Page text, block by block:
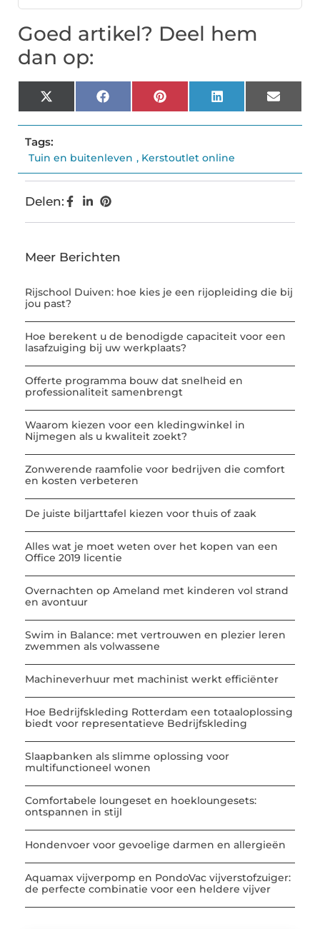
Goed artikel? Deel hem
dan op:
X
(Twitter)
FacebookPinterestLinkedInEmail
Tags:
Tuin en buitenleven , Kerstoutlet online
Delen:
Meer Berichten
Rijschool Duiven: hoe kies je een rijopleiding die bij
jou past?
Hoe berekent u de benodigde capaciteit voor een
lasafzuiging bij uw werkplaats?
Offerte programma bouw dat snelheid en
professionaliteit samenbrengt
Waarom kiezen voor een kledingwinkel in
Nijmegen als u kwaliteit zoekt?
Zonwerende raamfolie voor bedrijven die comfort
en kosten verbeteren
De juiste biljarttafel kiezen voor thuis of zaak
Alles wat je moet weten over het kopen van een
Office 2019 licentie
Overnachten op Ameland met kinderen vol strand
en avontuur
Swim in Balance: met vertrouwen en plezier leren
zwemmen als volwassene
Machineverhuur met machinist werkt efficiënter
Hoe Bedrijfskleding Rotterdam een totaaloplossing
biedt voor representatieve Bedrijfskleding
Slaapbanken als slimme oplossing voor
multifunctioneel wonen
Comfortabele loungeset en hoekloungesets:
ontspannen in stijl
Hondenvoer voor gevoelige darmen en allergieën
Aquamax vijverpomp en PondoVac vijverstofzuiger:
de perfecte combinatie voor een heldere vijver